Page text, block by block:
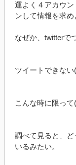
運よく４アカウ
ンして情報を求め
なぜか、twitterで
ツイートできない
こんな時に限っ
調べて見ると、
いるみたい。